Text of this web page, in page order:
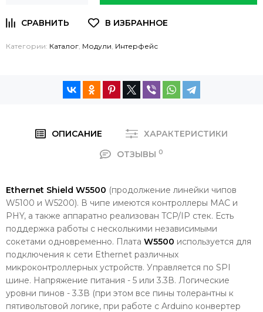
Категории: Каталог, Модули, Интерфейс
ОПИСАНИЕ
ХАРАКТЕРИСТИКИ
ОТЗЫВЫ 0
Ethernet Shield W5500 (продолжение линейки чипов
W5100 и W5200). В чипе имеются контроллеры MAC и
PHY, а также аппаратно реализован TCP/IP стек. Есть
поддержка работы с несколькими независимыми
сокетами одновременно. Плата W5500 используется для
подключения к сети Ethernet различных
микроконтроллерных устройств. Управляется по SPI
шине. Напряжение питания - 5 или 3.3В. Логические
уровни пинов - 3.3В (при этом все пины толерантны к
пятивольтовой логике, при работе с Arduino конвертер